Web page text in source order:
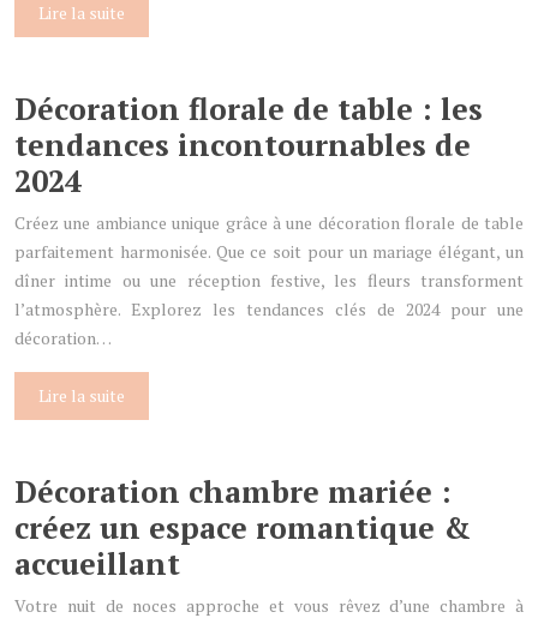
Lire la suite
Décoration florale de table : les
tendances incontournables de
2024
Créez une ambiance unique grâce à une décoration florale de table
parfaitement harmonisée. Que ce soit pour un mariage élégant, un
dîner intime ou une réception festive, les fleurs transforment
l’atmosphère. Explorez les tendances clés de 2024 pour une
décoration…
Lire la suite
Décoration chambre mariée :
créez un espace romantique &
accueillant
Votre nuit de noces approche et vous rêvez d’une chambre à